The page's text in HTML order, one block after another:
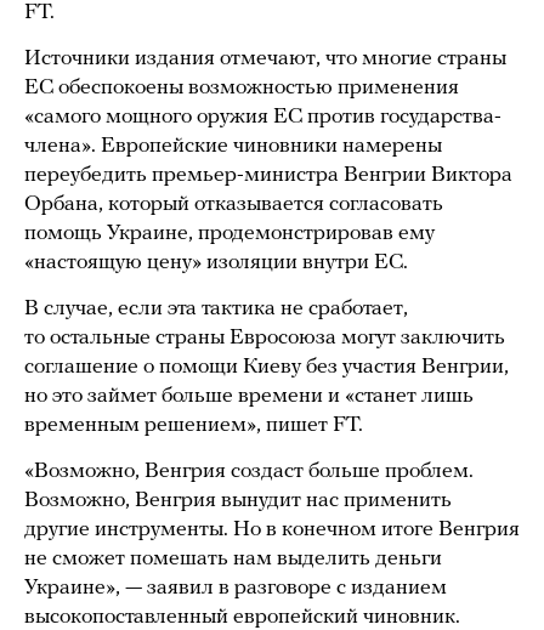
FT.
Источники издания отмечают, что многие страны
ЕС обеспокоены возможностью применения
«самого мощного оружия ЕС против государства-
члена». Европейские чиновники намерены
переубедить премьер-министра Венгрии Виктора
Орбана, который отказывается согласовать
помощь Украине, продемонстрировав ему
«настоящую цену» изоляции внутри ЕС.
В случае, если эта тактика не сработает,
то остальные страны Евросоюза могут заключить
соглашение о помощи Киеву без участия Венгрии,
но это займет больше времени и «станет лишь
временным решением», пишет FT.
«Возможно, Венгрия создаст больше проблем.
Возможно, Венгрия вынудит нас применить
другие инструменты. Но в конечном итоге Венгрия
не сможет помешать нам выделить деньги
Украине», — заявил в разговоре с изданием
высокопоставленный европейский чиновник.